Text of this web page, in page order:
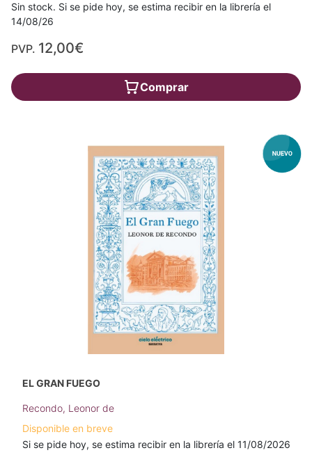
Sin stock. Si se pide hoy, se estima recibir en la librería el
14/08/26
PVP. 12,00€
Comprar
EL GRAN FUEGO
Recondo, Leonor de
Disponible en breve
Si se pide hoy, se estima recibir en la librería el 11/08/2026